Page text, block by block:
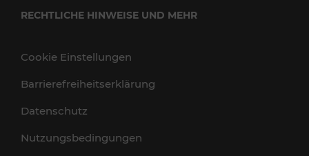
RECHTLICHE HINWEISE UND MEHR
Cookie Einstellungen
Barrierefreiheitserklärung
Datenschutz
Nutzungsbedingungen